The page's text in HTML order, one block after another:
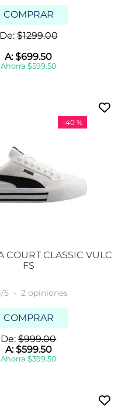
COMPRAR
De:$1299.00
A:$699.50
Ahorra$599.50
-40 %
COURT CLASSIC VULC
FS
/5 - 2 opiniones
COMPRAR
De:$999.00
A:$599.50
Ahorra$399.50